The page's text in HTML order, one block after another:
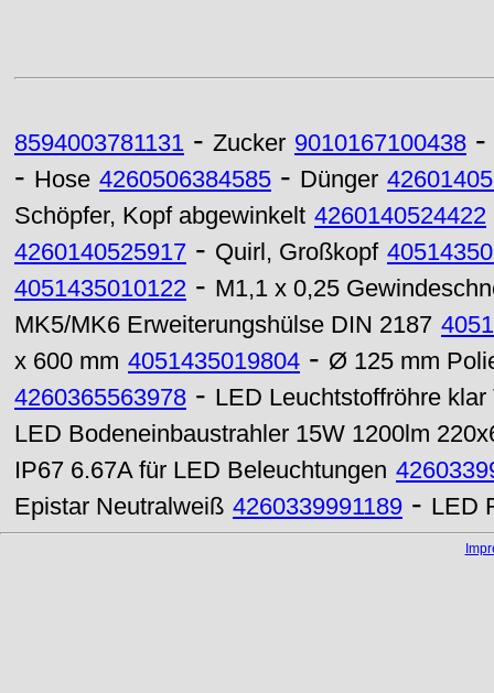
8594003781131 - Zucker 9010167100438 -
- Hose 4260506384585 - Dünger
Schöpfer, Kopf abgewinkelt 4260140524422
4260140525917 - Quirl, Großkopf
4051435010122 - M1,1 x 0,25
MK5/MK6 Erweiterungshülse DIN 2187
x 600 mm 4051435019804 - Ø 125 mm
4260365563978 - LED Leuchtstoffröhre
LED Bodeneinbaustrahler 15W 1200lm
IP67 6.67A für LED Beleuchtungen
Epistar Neutralweiß 4260339991189 - LED